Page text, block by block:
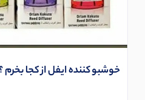
خوشبو کننده ایفل از کجا بخرم ؟